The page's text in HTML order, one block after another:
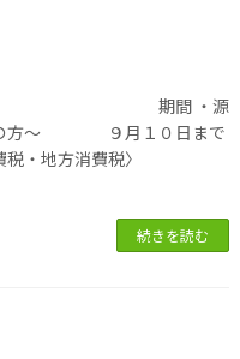
・源
の方～ ９月１０日まで
・地方消費税〉
続きを読む